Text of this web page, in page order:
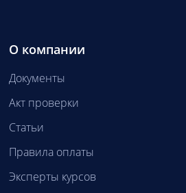
О компании
Документы
Акт проверки
Статьи
Правила оплаты
Эксперты курсов